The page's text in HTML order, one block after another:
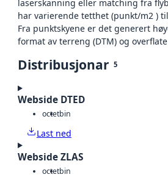
laserskanning eller matching fra
har varierende tetthet (punkt/m2 )
Fra punktskyene er det generert
format av terreng (DTM) og overflate
Distribusjonar 5
Webside DTED
octetbin
Last ned
Webside ZLAS
octetbin